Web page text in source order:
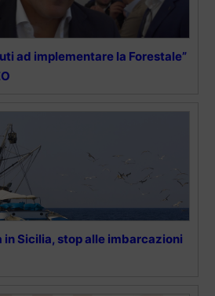
ad implementare la Forestale”
in Sicilia, stop alle imbarcazioni